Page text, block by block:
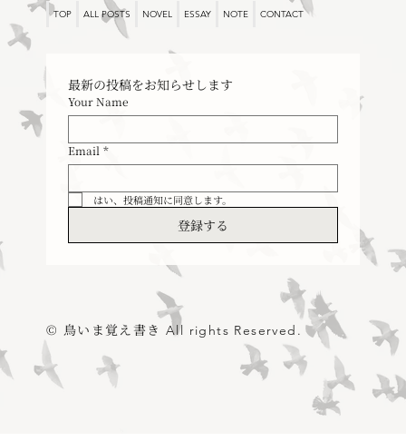
読書と彼の帰還
TOP ALL POSTS NOVEL ESSAY NOTE CONTACT
最新の投稿をお知らせします
Your Name
Email *
はい、投稿通知に同意します。
登録する
© 鳥いま覚え書き All rights Reserved.